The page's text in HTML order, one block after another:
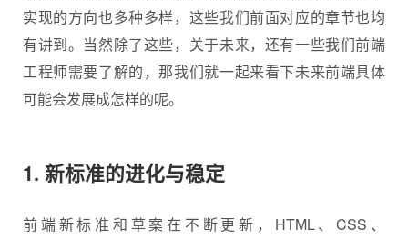
实现的方向也多种多样，这些我们前面对应的章节也均
有讲到。当然除了这些，关于未来，还有一些我们前端
工程师需要了解的，那我们就一起来看下未来前端具体
可能会发展成怎样的呢。
1. 新标准的进化与稳定
前端新标准和草案在不断更新，HTML、CSS、